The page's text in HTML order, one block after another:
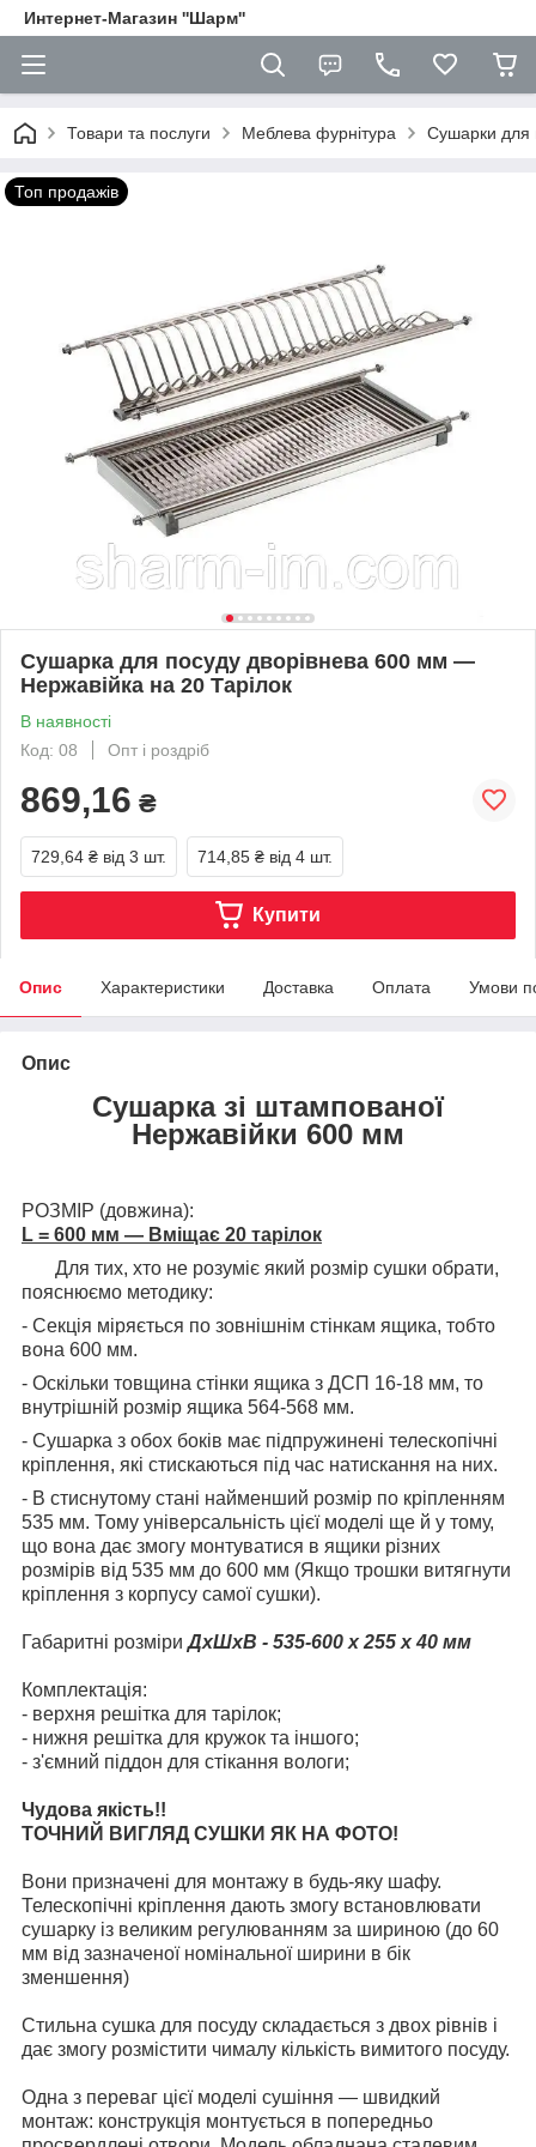
Интернет-Магазин ''Шарм''
Товари та послуги Меблева фурнітура Сушарки для
Топ продажів
Сушарка для посуду дворівнева 600 мм —
Нержавійка на 20 Тарілок
В наявності
Код: 08
Опт і роздріб
869,16 ₴
729,64 ₴ від 3 шт. 714,85 ₴ від 4 шт.
Купити
Опис Характеристики Доставка Оплата Умови
Опис
Сушарка зі штампованої
Нержавійки 600 мм
РОЗМІР (довжина):
L = 600 мм — Вміщає 20 тарілок
Для тих, хто не розуміє який розмір сушки обрати,
пояснюємо методику:
- Секція міряється по зовнішнім стінкам ящика, тобто
вона 600 мм.
- Оскільки товщина стінки ящика з ДСП 16-18 мм, то
внутрішній розмір ящика 564-568 мм.
- Сушарка з обох боків має підпружинені телескопічні
кріплення, які стискаються під час натискання на них.
- В стиснутому стані найменший розмір по кріпленням
535 мм. Тому універсальність цієї моделі ще й у тому,
що вона дає змогу монтуватися в ящики різних
розмірів від 535 мм до 600 мм (Якщо трошки витягнути
кріплення з корпусу самої сушки).
Габаритні розміриДхШхВ - 535-600 х 255 х 40 мм
Комплектація:
- верхня решітка для тарілок;
- нижня решітка для кружок та іншого;
- з'ємний піддон для стікання вологи;
Чудова якість!!
ТОЧНИЙ ВИГЛЯД СУШКИ ЯК НА ФОТО!
Вони призначені для монтажу в будь-яку шафу.
Телескопічні кріплення дають змогу встановлювати
сушарку із великим регулюванням за шириною (до 60
мм від зазначеної номінальної ширини в бік
зменшення)
Стильна сушка для посуду складається з двох рівнів і
дає змогу розмістити чималу кількість вимитого посуду.
Одна з переваг цієї моделі сушіння — швидкий
монтаж: конструкція монтується в попередньо